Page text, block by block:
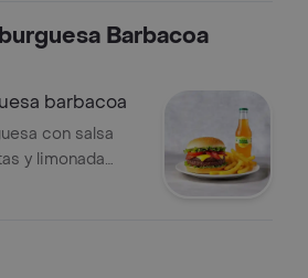
Barbacoa
barbacoa
con salsa
y limonada